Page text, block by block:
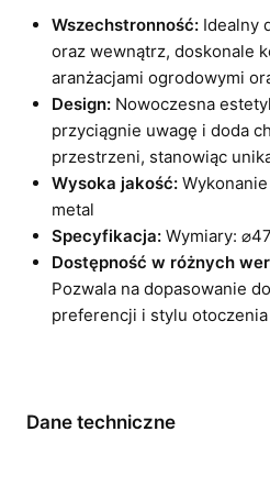
Wszechstronność:Idealny
oraz wewnątrz, doskonale
aranżacjami ogrodowymi
Design:Nowoczesna
przyciągnie uwagę i doda
przestrzeni, stanowiąc
Wysoka jakość:Wykonanie
metal
Specyfikacja:Wymiary:
Dostępność w różnych
Pozwala na dopasowanie
preferencji i stylu otoczenia
Dane techniczne